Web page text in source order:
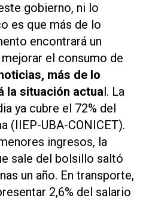
gobierno, ni lo
es que más de lo
encontrará un
el consumo de
más de lo
la situación actua l. La
ya cubre el 72% del
(IIEP-UBA-CONICET).
ingresos, la
sale del bolsillo saltó
un año. En transporte,
2,6% del salario